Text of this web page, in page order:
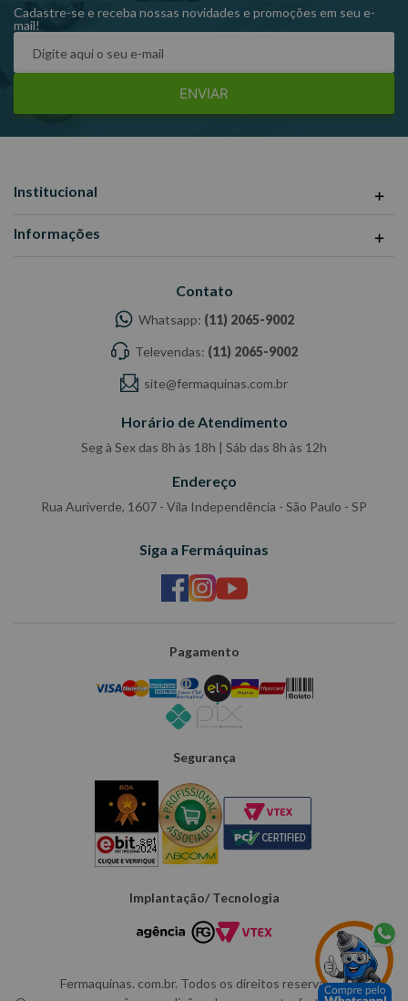
Ponta: Nº 0.
Peso: 0,044 kg.
Referência: 217101-3B
Cadastre-se e receba nossas novidades e promoções em seu e-
mail!
ENVIAR
Institucional
Informações
Contato
Whatsapp: (11) 2065-9002
Televendas: (11) 2065-9002
site@fermaquinas.com.br
Horário de Atendimento
Seg à Sex das 8h às 18h | Sáb das 8h às 12h
Endereço
Rua Auriverde, 1607 - Vila Independência - São Paulo - SP
Siga a Fermáquinas
Pagamento
Segurança
Implantação/ Tecnologia
Fermaquinas. com.br. Todos os direitos reservados.